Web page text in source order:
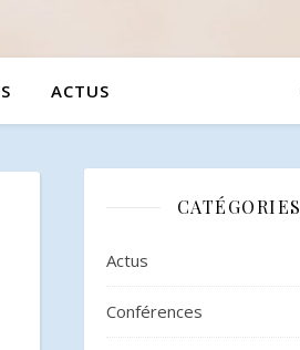
ACTUS
CATÉGORIES
Actus
Conférences